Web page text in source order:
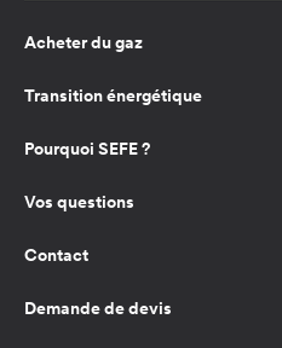
Acheter du gaz
Transition énergétique
Pourquoi SEFE ?
Vos questions
Contact
Demande de devis